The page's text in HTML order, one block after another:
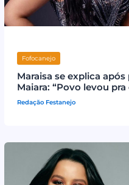
Fofocanejo
Maraisa se explica
Maiara: “Povo levou
Redação Festanejo